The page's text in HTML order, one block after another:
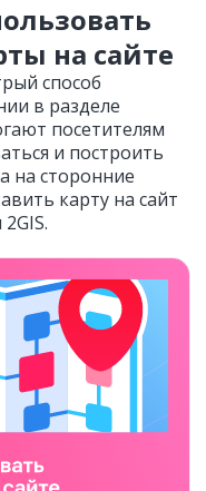
на сайте
способ
в разделе
посетителям
и построить
на сторонние
карту на сайт